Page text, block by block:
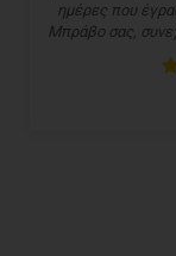
ημέρες που
Μπράβο σας,